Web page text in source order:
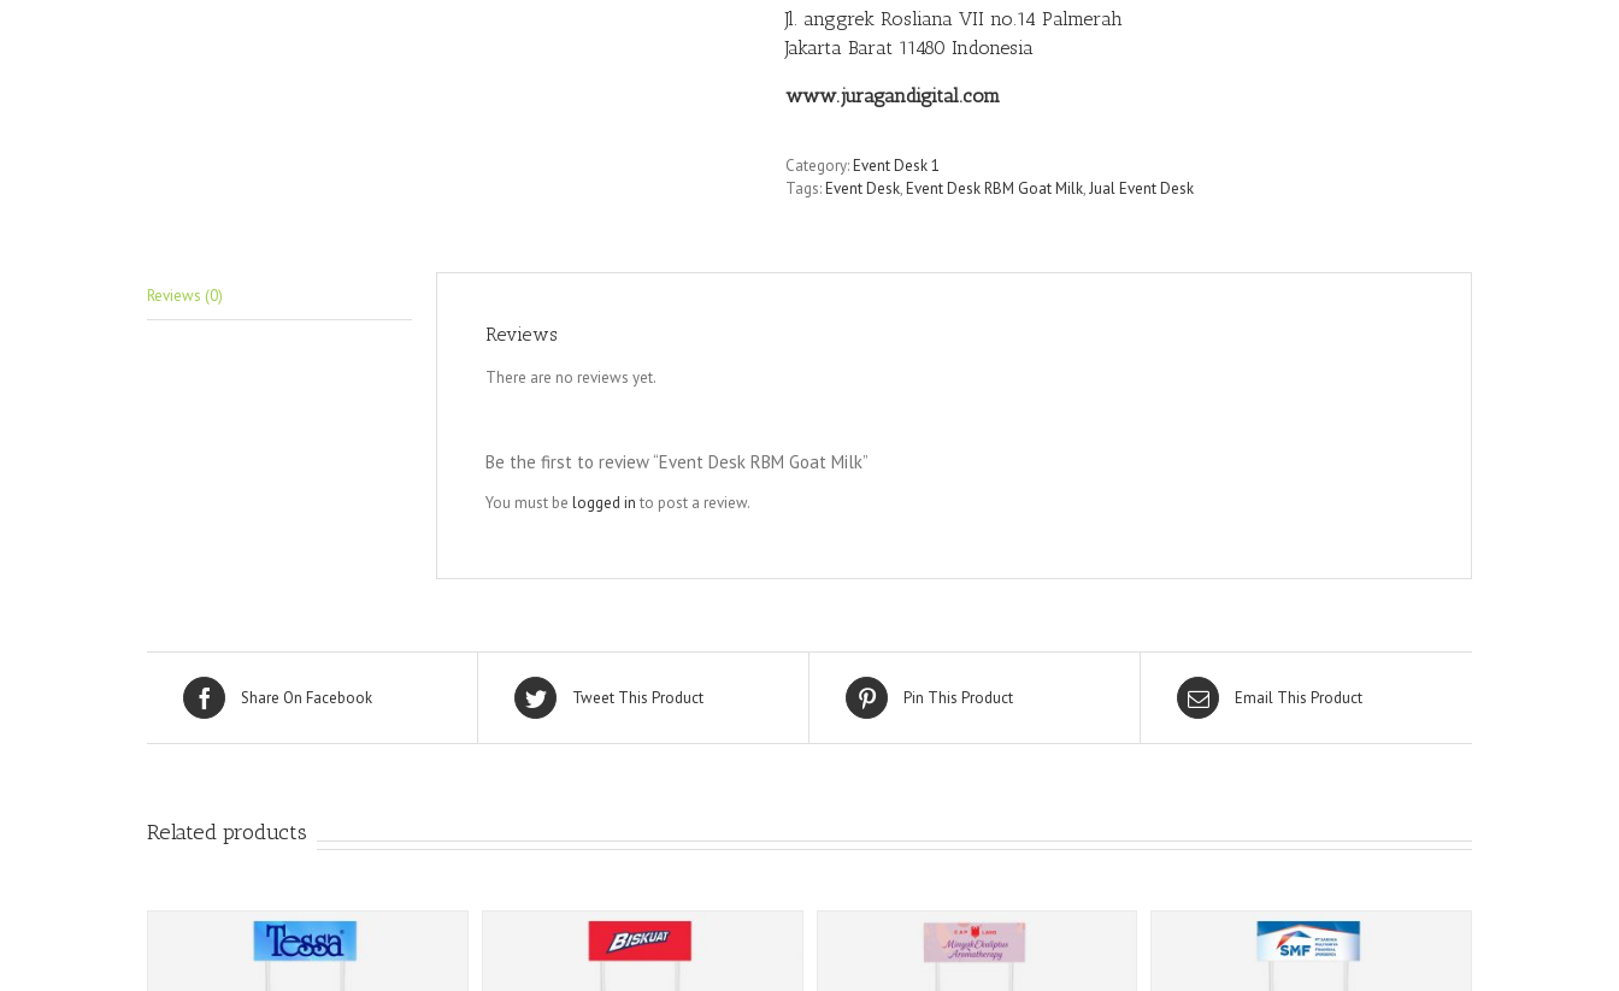
Jl. anggrek Rosliana VII no.14 Palmerah
Jakarta Barat 11480 Indonesia
www.juragandigital.com
Category:Event Desk 1
Tags:Event Desk,Event Desk RBM Goat Milk,Jual Event Desk
Reviews (0)
Reviews
There are no reviews yet.
Be the first to review “Event Desk RBM Goat Milk”
You must be logged in to post a review.
Share On Facebook Tweet This Product Pin This Product Email This Product
Related products